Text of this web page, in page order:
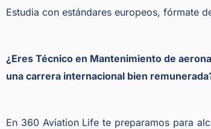
Estudia con estándares europeos, fórmate
¿Eres Técnico en Mantenimiento de
una carrera internacional bien
En 360 Aviation Life te preparamos para